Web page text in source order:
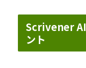
Scrivener AI
ント